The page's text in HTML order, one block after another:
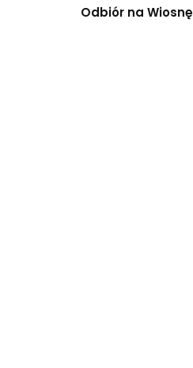
Odbiór na Wiosnę